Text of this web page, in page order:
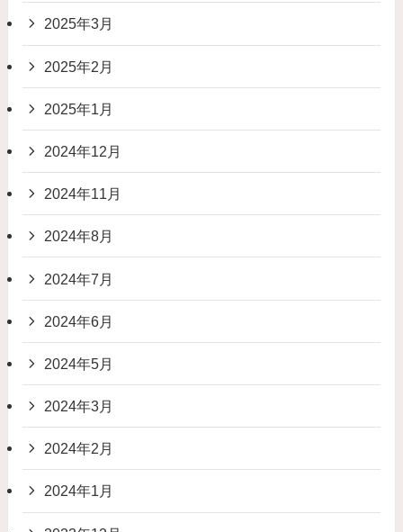
2025年3月
2025年2月
2025年1月
2024年12月
2024年11月
2024年8月
2024年7月
2024年6月
2024年5月
2024年3月
2024年2月
2024年1月